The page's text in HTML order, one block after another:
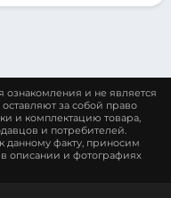
и не является
за собой право
и комплектацию товара,
и потребителей.
данному факту, приносим
описании и фотографиях